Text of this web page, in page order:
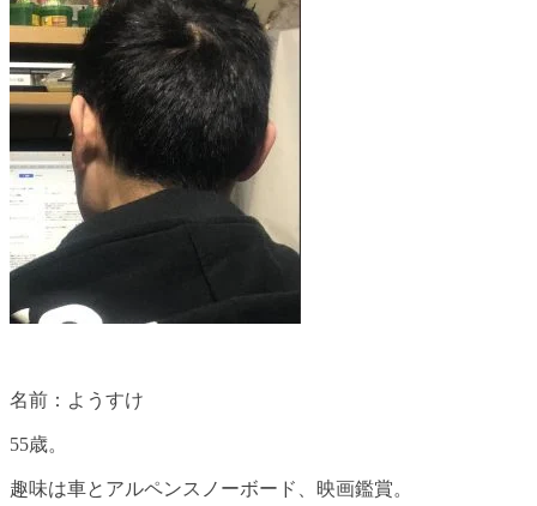
名前：ようすけ
55歳。
趣味は車とアルペンスノーボード、映画鑑賞。